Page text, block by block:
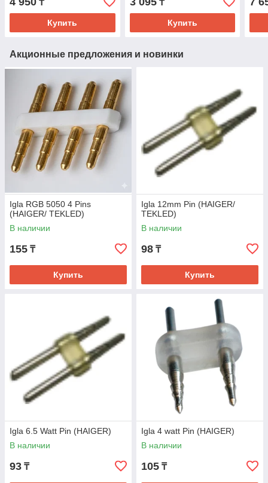
₸
Купить
₸
Купить
Акционные предложения и новинки
Igla RGB 5050 4 Pins
(HAIGER/ TEKLED)
В наличии
155 ₸
Купить
Igla 12mm Pin (HAIGER/
TEKLED)
В наличии
98 ₸
Купить
Igla 6.5 Watt Pin (HAIGER)
В наличии
93 ₸
Igla 4 watt Pin (HAIGER)
В наличии
105 ₸